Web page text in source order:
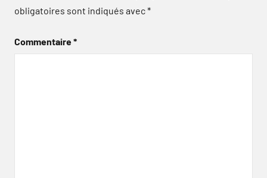
obligatoires sont indiqués avec*
Commentaire*